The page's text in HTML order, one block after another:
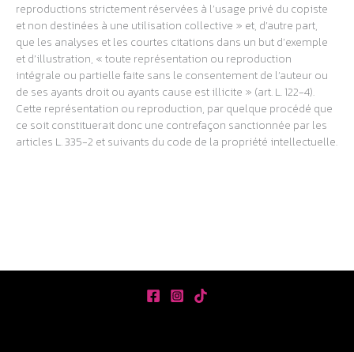
reproductions strictement réservées à l’usage privé du copiste
et non destinées à une utilisation collective » et, d’autre part,
que les analyses et les courtes citations dans un but d’exemple
et d’illustration, « toute représentation ou reproduction
intégrale ou partielle faite sans le consentement de l’auteur ou
de ses ayants droit ou ayants cause est illicite » (art. L. 122-4).
Cette représentation ou reproduction, par quelque procédé que
ce soit constituerait donc une contrefaçon sanctionnée par les
articles L. 335-2 et suivants du code de la propriété intellectuelle.